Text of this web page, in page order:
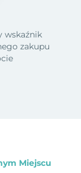
wskaźnik
zakupu
Miejscu